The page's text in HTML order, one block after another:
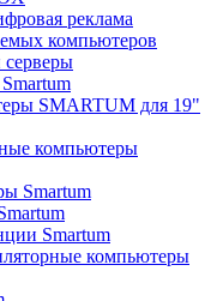
реклама
компьютеров
SMARTUM для 19"
компьютеры
Smartum
Smartum
компьютеры